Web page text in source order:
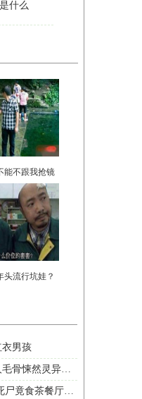
能不跟我抢镜
头流行坑娃？
衣男孩
翁美玲没死？盘点娱乐圈中让人毛骨悚然灵异事件
香港政府唯一承认的灵异事件 死尸竟食茶餐厅外卖……